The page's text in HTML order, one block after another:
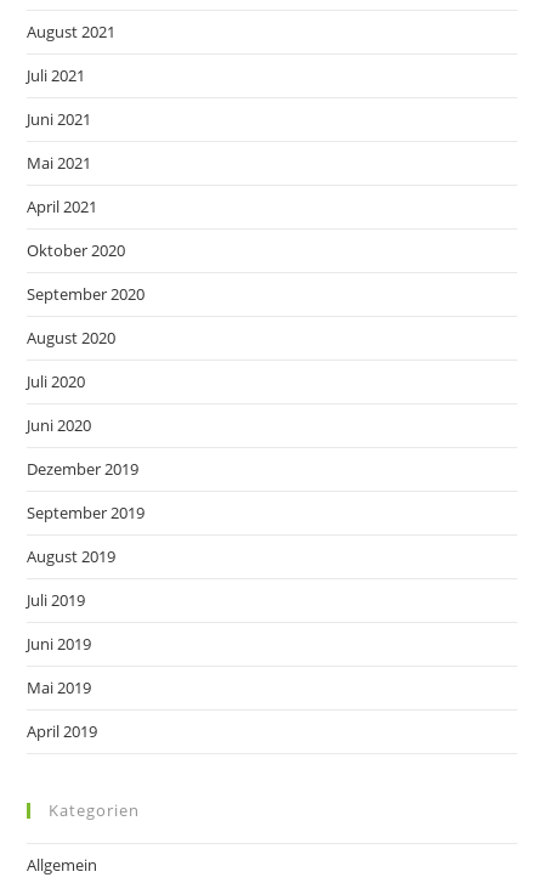
August 2021
Juli 2021
Juni 2021
Mai 2021
April 2021
Oktober 2020
September 2020
August 2020
Juli 2020
Juni 2020
Dezember 2019
September 2019
August 2019
Juli 2019
Juni 2019
Mai 2019
April 2019
Kategorien
Allgemein